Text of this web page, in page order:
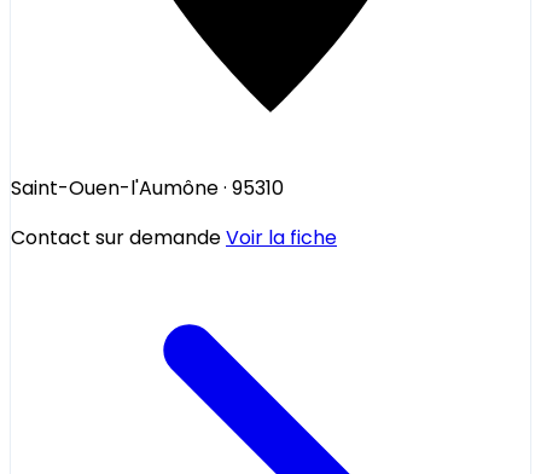
Saint-Ouen-l'Aumône· 95310
Contact sur demandeVoir la fiche